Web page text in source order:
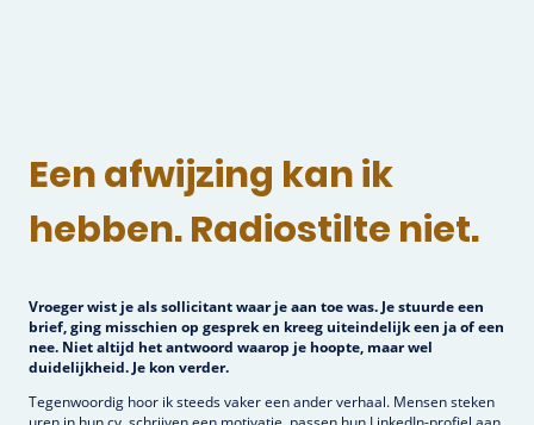
Een afwijzing kan ik
hebben. Radiostilte niet.
Vroeger wist je als sollicitant waar je aan toe was. Je stuurde een
brief, ging misschien op gesprek en kreeg uiteindelijk een ja of een
nee. Niet altijd het antwoord waarop je hoopte, maar wel
duidelijkheid. Je kon verder.
Tegenwoordig hoor ik steeds vaker een ander verhaal. Mensen steken